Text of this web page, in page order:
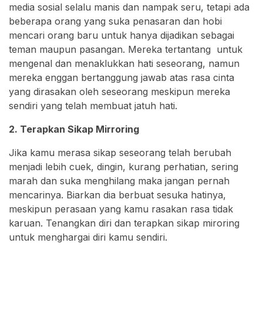
media sosial selalu manis dan nampak seru, tetapi ada
beberapa orang yang suka penasaran dan hobi
mencari orang baru untuk hanya dijadikan sebagai
teman maupun pasangan. Mereka tertantang untuk
mengenal dan menaklukkan hati seseorang, namun
mereka enggan bertanggung jawab atas rasa cinta
yang dirasakan oleh seseorang meskipun mereka
sendiri yang telah membuat jatuh hati.
2. Terapkan Sikap Mirroring
Jika kamu merasa sikap seseorang telah berubah
menjadi lebih cuek, dingin, kurang perhatian, sering
marah dan suka menghilang maka jangan pernah
mencarinya. Biarkan dia berbuat sesuka hatinya,
meskipun perasaan yang kamu rasakan rasa tidak
karuan. Tenangkan diri dan terapkan sikap miroring
untuk menghargai diri kamu sendiri.